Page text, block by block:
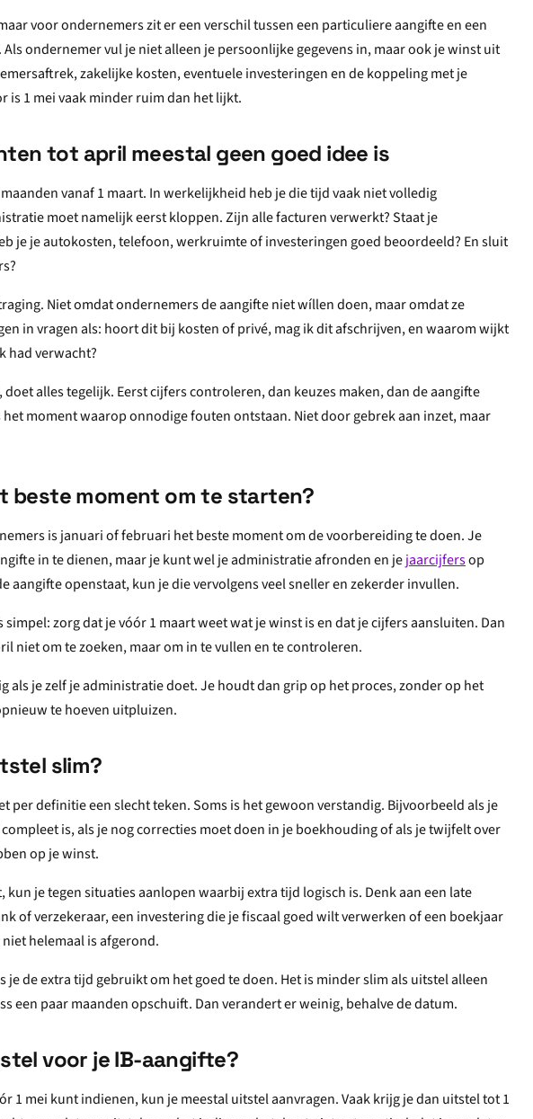
voor ondernemers zit er een verschil tussen een particuliere aangifte en een
ondernemer vul je niet alleen je persoonlijke gegevens in, maar ook je winst uit
zakelijke kosten, eventuele investeringen en de koppeling met je
is 1 mei vaak minder ruim dan het lijkt.
tot april meestal geen goed idee is
vanaf 1 maart. In werkelijkheid heb je die tijd vaak niet volledig
moet namelijk eerst kloppen. Zijn alle facturen verwerkt? Staat je
je je autokosten, telefoon, werkruimte of investeringen goed beoordeeld? En sluit
Niet omdat ondernemers de aangifte niet wíllen doen, maar omdat ze
in vragen als: hoort dit bij kosten of privé, mag ik dit afschrijven, en waarom wijkt
had verwacht?
alles tegelijk. Eerst cijfers controleren, dan keuzes maken, dan de aangifte
het moment waarop onnodige fouten ontstaan. Niet door gebrek aan inzet, maar
beste moment om te starten?
is januari of februari het beste moment om de voorbereiding te doen. Je
in te dienen, maar je kunt wel je administratie afronden en jejaarcijfersop
aangifte openstaat, kun je die vervolgens veel sneller en zekerder invullen.
simpel: zorg dat je vóór 1 maart weet wat je winst is en dat je cijfers aansluiten. Dan
niet om te zoeken, maar om in te vullen en te controleren.
als je zelf je administratie doet. Je houdt dan grip op het proces, zonder op het
te hoeven uitpluizen.
slim?
per definitie een slecht teken. Soms is het gewoon verstandig. Bijvoorbeeld als je
is, als je nog correcties moet doen in je boekhouding of als je twijfelt over
op je winst.
kun je tegen situaties aanlopen waarbij extra tijd logisch is. Denk aan een late
of verzekeraar, een investering die je fiscaal goed wilt verwerken of een boekjaar
helemaal is afgerond.
je de extra tijd gebruikt om het goed te doen. Het is minder slim als uitstel alleen
een paar maanden opschuift. Dan verandert er weinig, behalve de datum.
voor je IB-aangifte?
1 mei kunt indienen, kun je meestal uitstel aanvragen. Vaak krijg je dan uitstel tot 1